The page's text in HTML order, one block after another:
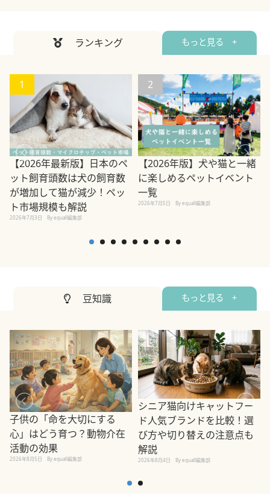
ランキング もっと見る +
1
【2026年最新版】日本のペ
ット飼育頭数は犬の飼育数
が増加して猫が減少！ペッ
ト市場規模も解説
2026年7月3日 By equall編集部
2
【2026年版】犬や猫と一緒
に楽しめるペットイベント
一覧
2026年7月5日 By equall編集部
豆知識 もっと見る +
子供の「命を大切にする
心」はどう育つ？動物介在
活動の効果
2026年8月5日 By equall編集部
シニア猫向けキャットフー
ド人気ブランドを比較！選
び方や切り替えの注意点も
解説
2026年8月4日 By equall編集部